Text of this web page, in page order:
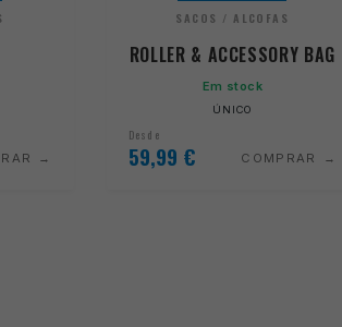
SACOS / ALCOFAS
ROLLER & ACCESSORY BAG
Em stock
ÚNICO
Desde
59,99 € COMPRAR